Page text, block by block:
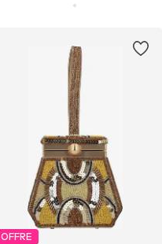
OFFRE